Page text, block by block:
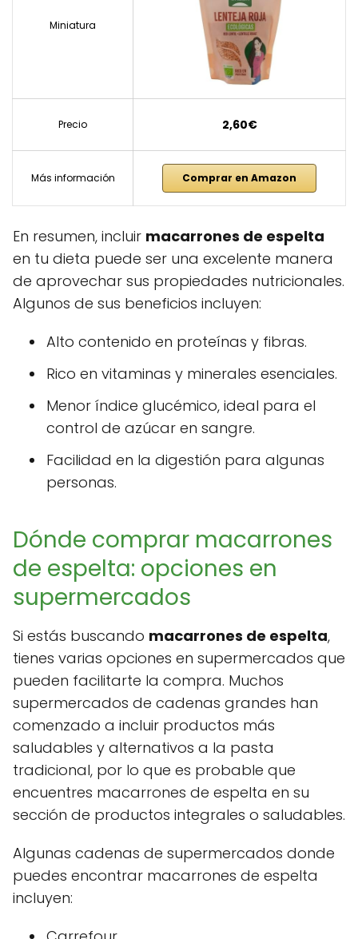
Miniatura
Precio 2,60€
Más información Comprar en Amazon
En resumen, incluir macarrones de espelta
en tu dieta puede ser una excelente manera
de aprovechar sus propiedades nutricionales.
Algunos de sus beneficios incluyen:
Alto contenido en proteínas y fibras.
Rico en vitaminas y minerales esenciales.
Menor índice glucémico, ideal para el
control de azúcar en sangre.
Facilidad en la digestión para algunas
personas.
Dónde comprar macarrones
de espelta: opciones en
supermercados
Si estás buscando macarrones de espelta,
tienes varias opciones en supermercados que
pueden facilitarte la compra. Muchos
supermercados de cadenas grandes han
comenzado a incluir productos más
saludables y alternativos a la pasta
tradicional, por lo que es probable que
encuentres macarrones de espelta en su
sección de productos integrales o saludables.
Algunas cadenas de supermercados donde
puedes encontrar macarrones de espelta
incluyen: